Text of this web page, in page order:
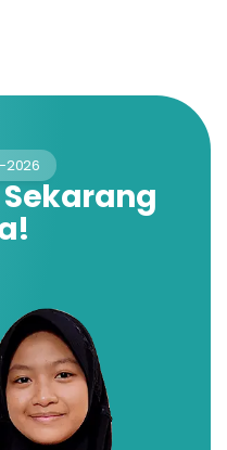
2026
Sekarang